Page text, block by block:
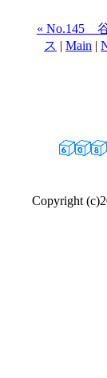
« No.145
ス | Main |
Copyright